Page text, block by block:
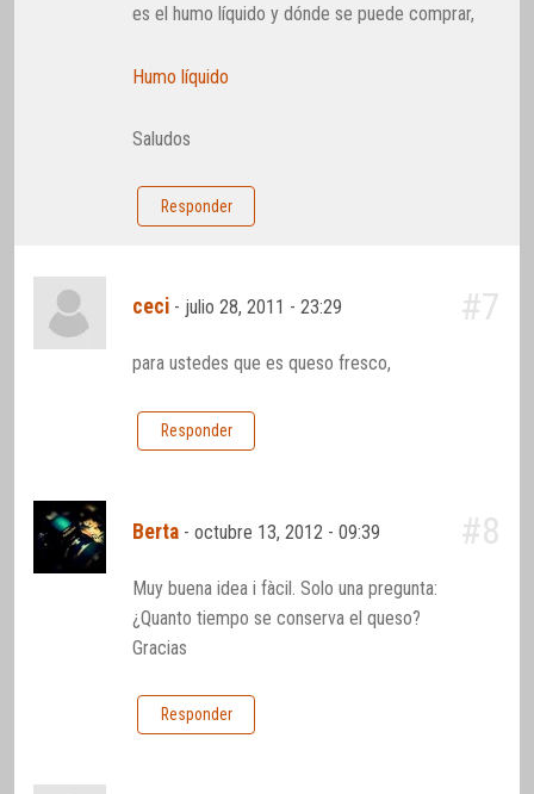
es el humo líquido y dónde se puede comprar,
Humo líquido
Saludos
Responder
ceci - julio 28, 2011 - 23:29 #7
para ustedes que es queso fresco,
Responder
Berta -octubre 13, 2012 - 09:39 #8
Muy buena idea i fàcil. Solo una pregunta:
¿Quanto tiempo se conserva el queso?
Gracias
Responder